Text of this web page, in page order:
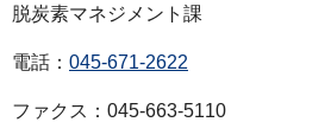
脱炭素マネジメント課
電話： 045-671-2622
ファクス：045-663-5110